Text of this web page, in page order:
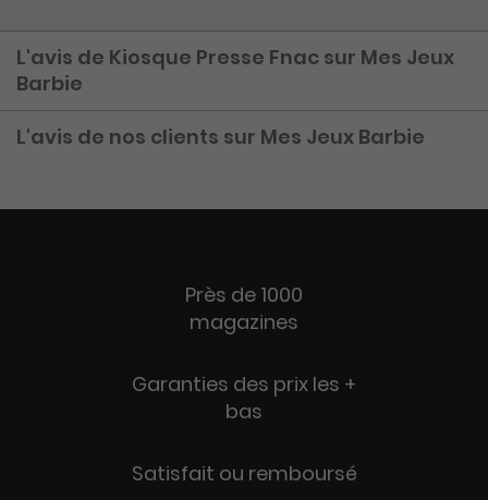
L'avis de Kiosque Presse Fnac sur Mes Jeux
Barbie
L'avis de nos clients sur Mes Jeux Barbie
Près de 1000
magazines
Garanties des prix les +
bas
Satisfait ou remboursé